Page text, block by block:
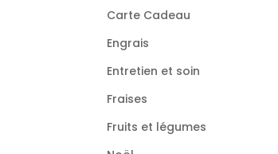
Carte Cadeau
Engrais
Entretien et soin
Fraises
Fruits et légumes